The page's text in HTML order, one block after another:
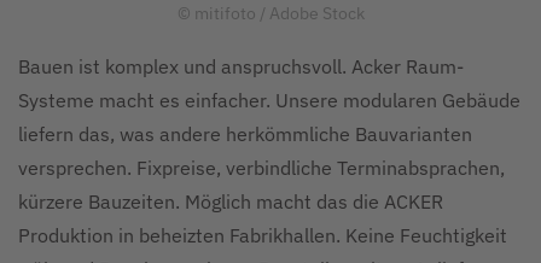
© mitifoto / Adobe Stock
Bauen ist komplex und anspruchsvoll. Acker Raum-
Systeme macht es einfacher. Unsere modularen Gebäude
liefern das, was andere herkömmliche Bauvarianten
versprechen. Fixpreise, verbindliche Terminabsprachen,
kürzere Bauzeiten. Möglich macht das die ACKER
Produktion in beheizten Fabrikhallen. Keine Feuchtigkeit